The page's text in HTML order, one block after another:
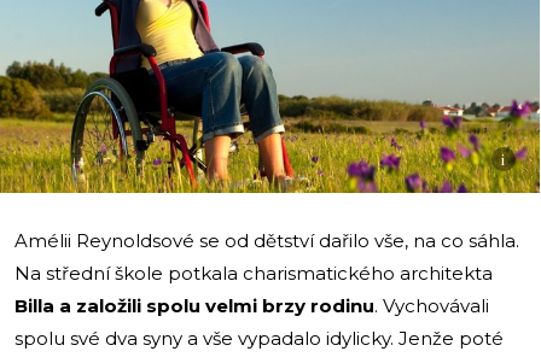
i
Amélii Reynoldsové se od dětství dařilo vše, na co sáhla.
Na střední škole potkala charismatického architekta
Billa a založili spolu velmi brzy rodinu. Vychovávali
spolu své dva syny a vše vypadalo idylicky. Jenže poté